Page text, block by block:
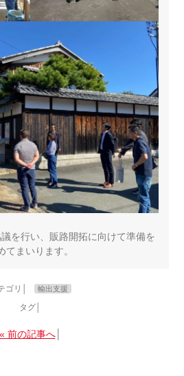
を行い、販路開拓に向けて準備を
てまいります。
ゴリ│ 輸出支援
タグ│
« 前の記事へ│